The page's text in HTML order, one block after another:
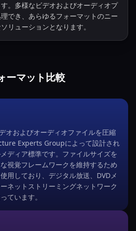
。多様なビデオおよびオーディオプ
でき、あらゆるフォーマットのニー
リューションとなります。
ーマット比較
オおよびオーディオファイルを圧縮
Experts Groupによって設計され
ディア標準です。ファイルサイズを
視覚フレームワークを維持するため
用しており、デジタル放送、DVDメ
ネットストリーミングネットワーク
ています。